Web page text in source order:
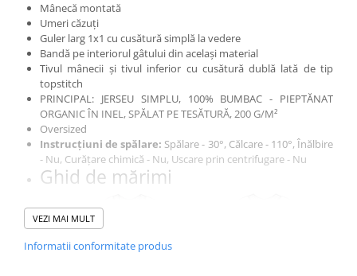
Mânecă montată
Umeri căzuți
Guler larg 1x1 cu cusătură simplă la vedere
Bandă pe interiorul gâtului din același material
Tivul mânecii și tivul inferior cu cusătură dublă lată de tip
topstitch
PRINCIPAL: JERSEU SIMPLU, 100% BUMBAC - PIEPTĂNAT
ORGANIC ÎN INEL, SPĂLAT PE TESĂTURĂ, 200 G/M²
Oversized
Instrucțiuni de spălare: Spălare - 30°, Călcare - 110°, Înălbire
- Nu, Curățare chimică - Nu, Uscare prin centrifugare - Nu
Ghid de mărimi
VEZI MAI MULT
Informatii conformitate produs